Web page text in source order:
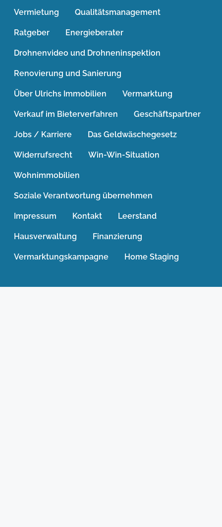
Vermietung Qualitätsmanagement
Ratgeber Energieberater
Drohnenvideo und Drohneninspektion
Renovierung und Sanierung
Über Ulrichs Immobilien Vermarktung
Verkauf im Bieterverfahren Geschäftspartner
Jobs / Karriere Das Geldwäschegesetz
Widerrufsrecht Win-Win-Situation
Wohnimmobilien
Soziale Verantwortung übernehmen
Impressum Kontakt Leerstand
Hausverwaltung Finanzierung
Vermarktungskampagne Home Staging